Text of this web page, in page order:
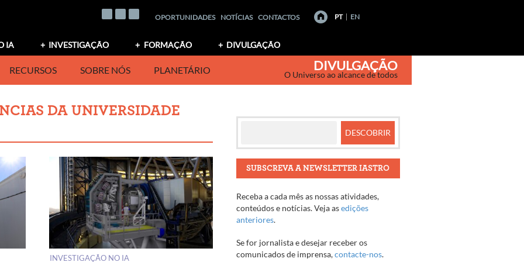
OPORTUNIDADES NOTÍCIAS CONTACTOS PT EN
IA INVESTIGAÇÃO FORMAÇÃO DIVULGAÇÃO
RECURSOS SOBRE NÓS PLANETÁRIO DIVULGAÇÃO
O Universo ao alcance de todos
DA UNIVERSIDADE
INVESTIGAÇÃO NO IA
SUBSCREVA A NEWSLETTER IASTRO
Receba a cada mês as nossas atividades,
conteúdos e notícias. Veja asedições
anteriores.
Se for jornalista e desejar receber os
comunicados de imprensa,contacte-nos.